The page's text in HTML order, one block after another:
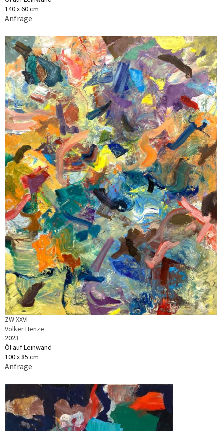
140 x 60 cm
Anfrage
ZW XXVI
Volker Henze
2023
Öl auf Leinwand
100 x 85 cm
Anfrage